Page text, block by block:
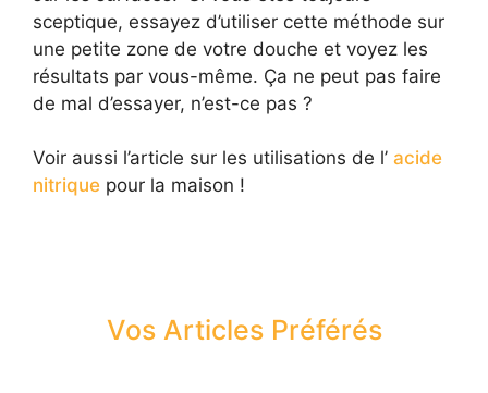
sceptique, essayez d’utiliser cette méthode sur
une petite zone de votre douche et voyez les
résultats par vous-même. Ça ne peut pas faire
de mal d’essayer, n’est-ce pas ?
Voir aussi l’article sur les utilisations de l’ acide
nitrique pour la maison !
Vos Articles Préférés